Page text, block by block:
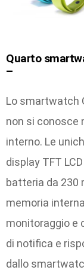
Quarto
–
Lo smartwatch
non si conosce
interno. Le
display TFT
batteria da 230
memoria
monitoraggio e
di notifica e
dallo